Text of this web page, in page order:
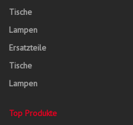
Tische
Lampen
Ersatzteile
Tische
Lampen
Top Produkte